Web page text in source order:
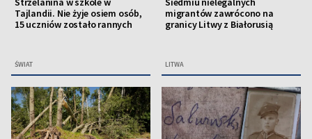
Tajlandii. Nie żyje osiem osób,
15 uczniów zostało rannych
ŚWIAT
migrantów zawrócono na
granicy Litwy z Białorusią
LITWA